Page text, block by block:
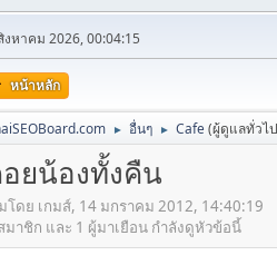
งหาคม 2026, 00:04:15
หน้าหลัก
► อื่นๆ ► Cafe(ผู้ดูแลทั่วไ
ยน้องทั้งคืน
โดย เกมส์, 14 มกราคม 2012, 14:40:19
มาชิก และ 1 ผู้มาเยือน กำลังดูหัวข้อนี้